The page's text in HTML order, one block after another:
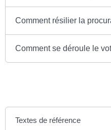
Comment résilier la
Comment se déroule le
Textes de référence